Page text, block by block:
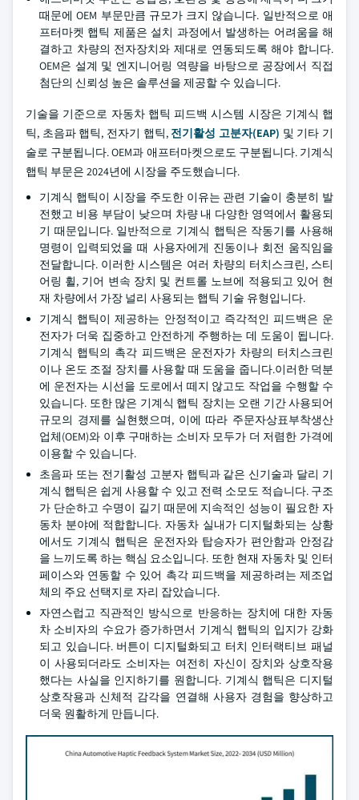
때문에 OEM 부문만큼 규모가 크지 않습니다. 일반적으로 애
프터마켓 햅틱 제품은 설치 과정에서 발생하는 어려움을 해
결하고 차량의 전자장치와 제대로 연동되도록 해야 합니다.
OEM은 설계 및 엔지니어링 역량을 바탕으로 공장에서 직접
첨단의 신뢰성 높은 솔루션을 제공할 수 있습니다.
기술을 기준으로 자동차 햅틱 피드백 시스템 시장은 기계식 햅
틱, 초음파 햅틱, 전자기 햅틱, 전기활성 고분자(EAP) 및 기타 기
술로 구분됩니다. OEM과 애프터마켓으로도 구분됩니다. 기계식
햅틱 부문은 2024년에 시장을 주도했습니다.
기계식 햅틱이 시장을 주도한 이유는 관련 기술이 충분히 발
전했고 비용 부담이 낮으며 차량 내 다양한 영역에서 활용되
기 때문입니다. 일반적으로 기계식 햅틱은 작동기를 사용해
명령이 입력되었을 때 사용자에게 진동이나 회전 움직임을
전달합니다. 이러한 시스템은 여러 차량의 터치스크린, 스티
어링 휠, 기어 변속 장치 및 컨트롤 노브에 적용되고 있어 현
재 차량에서 가장 널리 사용되는 햅틱 기술 유형입니다.
기계식 햅틱이 제공하는 안정적이고 즉각적인 피드백은 운
전자가 더욱 집중하고 안전하게 주행하는 데 도움이 됩니다.
기계식 햅틱의 촉각 피드백은 운전자가 차량의 터치스크린
이나 온도 조절 장치를 사용할 때 도움을 줍니다.이러한 덕분
에 운전자는 시선을 도로에서 떼지 않고도 작업을 수행할 수
있습니다. 또한 많은 기계식 햅틱 장치는 오랜 기간 사용되어
규모의 경제를 실현했으며, 이에 따라 주문자상표부착생산
업체(OEM)와 이후 구매하는 소비자 모두가 더 저렴한 가격에
이용할 수 있습니다.
초음파 또는 전기활성 고분자 햅틱과 같은 신기술과 달리 기
계식 햅틱은 쉽게 사용할 수 있고 전력 소모도 적습니다. 구조
가 단순하고 수명이 길기 때문에 지속적인 성능이 필요한 자
동차 분야에 적합합니다. 자동차 실내가 디지털화되는 상황
에서도 기계식 햅틱은 운전자와 탑승자가 편안함과 안정감
을 느끼도록 하는 핵심 요소입니다. 또한 현재 자동차 및 인터
페이스와 연동할 수 있어 촉각 피드백을 제공하려는 제조업
체의 주요 선택지로 자리 잡았습니다.
자연스럽고 직관적인 방식으로 반응하는 장치에 대한 자동
차 소비자의 수요가 증가하면서 기계식 햅틱의 입지가 강화
되고 있습니다. 버튼이 디지털화되고 터치 인터랙티브 패널
이 사용되더라도 소비자는 여전히 자신이 장치와 상호작용
했다는 사실을 인지하기를 원합니다. 기계식 햅틱은 디지털
상호작용과 신체적 감각을 연결해 사용자 경험을 향상하고
더욱 원활하게 만듭니다.